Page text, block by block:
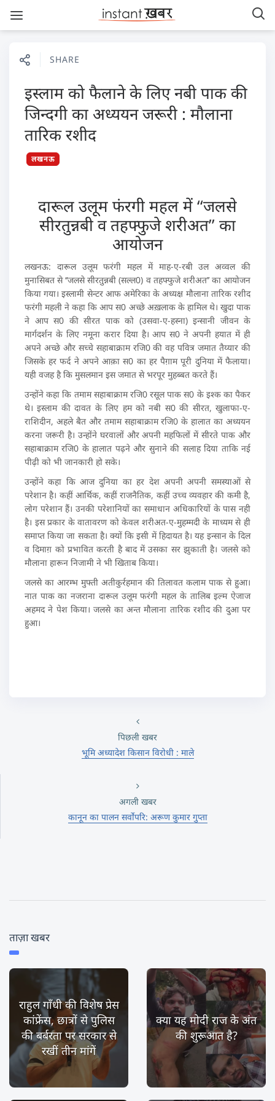
SHARE
इस्लाम को फैलाने के लिए नबी पाक की
जिन्दगी का अध्ययन जरूरी : मौलाना
तारिक रशीद
लखनऊ
दारूल उलूम फंरगी महल में ‘‘जलसे
सीरतुन्नबी व तहफ्फुजे शरीअत’’ का
आयोजन
लखनऊ: दारूल उलूम फरंगी महल में माह-ए-रबी उल अव्वल की
मुनासिबत से ‘‘जलसे सीरतुन्नबी (सल्ल0) व तहफ्फुजे शरीअत’’ का आयोजन
किया गया। इस्लामी सेन्टर आफ अमेरिका के अध्यक्ष मौलाना तारिक रशीद
फरंगी महली ने कहा कि आप स0 अच्छे अख़लाक के हामिल थे। खुदा पाक
ने आप स0 की सीरत पाक को (उसवा-ए-हस्ना) इन्सानी जीवन के
मार्गदर्शन के लिए नमूना करार दिया है। आप स0 ने अपनी हयात में ही
अपने अच्छे और सच्चे सहाबाक्राम रजि0 की वह पवित्र जमात तैय्यार की
जिसके हर फर्द ने अपने आक़ा स0 का हर पैग़ाम पूरी दुनिया में फैलाया।
यही वजह है कि मुसलमान इस जमात से भरपूर मुहब्बत करते हैं।
उन्होंने कहा कि तमाम सहाबाक्राम रजि0 रसूल पाक स0 के इश्क का पैकर
थे। इस्लाम की दावत के लिए हम को नबी स0 की सीरत, खुलाफा-ए-
राशिदीन, अहले बैत और तमाम सहाबाक्राम रजि0 के हालात का अध्ययन
करना जरूरी है। उन्होंने घरवालों और अपनी महफिलों में सीरते पाक और
सहाबाक्राम रजि0 के हालात पढ़ने और सुनाने की सलाह दिया ताकि नई
पीढ़ी को भी जानकारी हो सके।
उन्होंने कहा कि आज दुनिया का हर देश अपनी अपनी समस्याओं से
परेशान है। कहीं आर्थिक, कहीं राजनैतिक, कहीं उच्च व्यवहार की कमी है,
लोग परेशान हैं। उनकी परेशानियों का समाधान अधिकारियों के पास नही
है। इस प्रकार के वातावरण को केवल शरीअत-ए-मुहम्मदी के माध्यम से ही
समाप्त किया जा सकता है। क्यों कि इसी में हिदायत है। यह इन्सान के दिल
व दिमाग़ को प्रभावित करती है बाद में उसका सर झुकाती है। जलसे को
मौलाना हारून निजामी ने भी खिताब किया।
जलसे का आरम्भ मुफ्ती अतीकुर्रहमान की तिलावत कलाम पाक से हुआ।
नात पाक का नजराना दारूल उलूम फरंगी महल के तालिब इल्म ऐजाज
अहमद ने पेश किया। जलसे का अन्त मौलाना तारिक रशीद की दुआ पर
हुआ।
पिछली खबर
भूमि अध्यादेश किसान विरोधी : माले
अगली खबर
कानून का पालन सर्वोपरि: अरूण कुमार गुप्ता
ताज़ा खबर
राहुल गाँधी की विशेष प्रेस
कांफ्रेंस, छात्रों से पुलिस
की बर्बरता पर सरकार से
रखीं तीन मांगें
क्या यह मोदी राज के अंत
की शुरूआत है?